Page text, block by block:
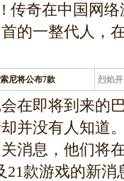
传奇在中国网
的一整代人，
尼将公布7款 烈焰
龙
在即将到来的
并没有人知道
消息，他们将
款游戏的新消